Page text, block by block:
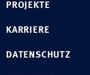
PROJEKTE
KARRIERE
DATENSCHUTZ